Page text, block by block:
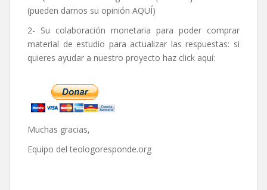
(pueden darnos su opinión AQUÍ)
2- Su colaboración monetaria para poder comprar
material de estudio para actualizar las respuestas: si
quieres ayudar a nuestro proyecto haz click aquí:
Muchas gracias,
Equipo del teologoresponde.org